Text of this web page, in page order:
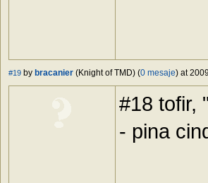
#19 by bracanier (Knight of TMD) (0 mesaje) at
#18 tofir,
- pina